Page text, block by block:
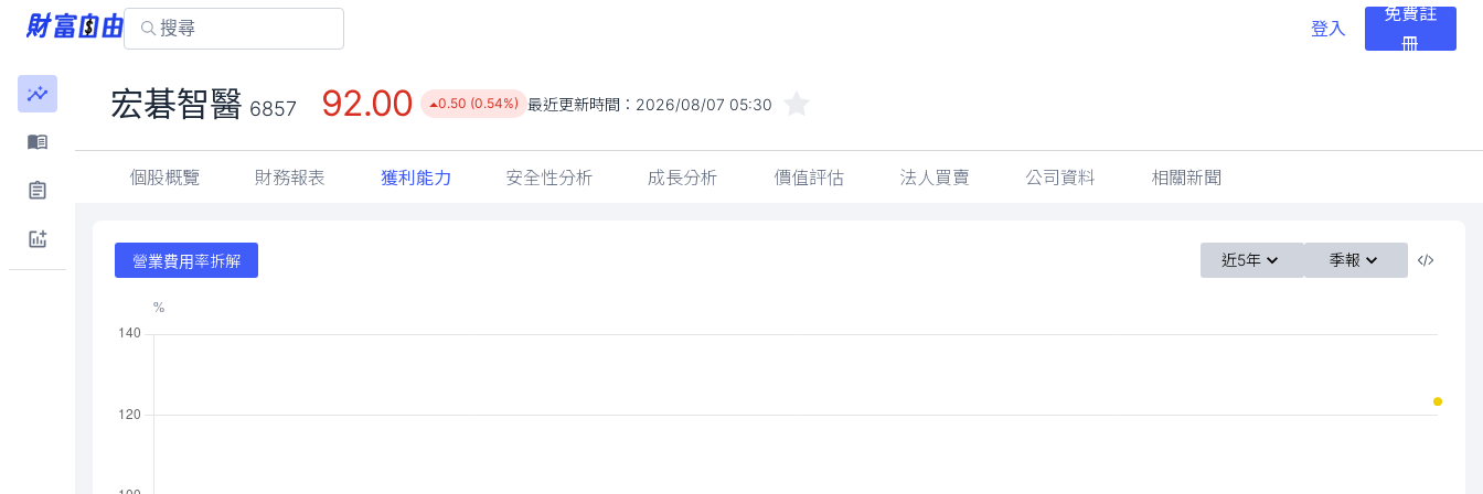
登入
免費註
冊
宏碁智醫 6857 92.00 0.50 (0.54%) 最近更新時間： 2026/08/07 05:30
個股概覽 財務報表 獲利能力 安全性分析 成長分析 價值評估 法人買賣 公司資料 相關新聞
營業費用率拆解 近5年 季報